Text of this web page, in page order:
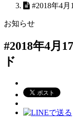
#2018年4
お知らせ
#2018年4月
ド